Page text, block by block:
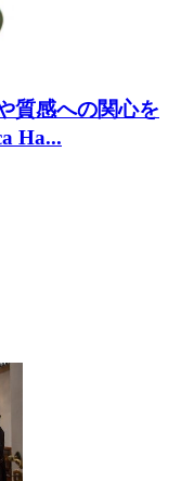
質感への関心を
Ha...